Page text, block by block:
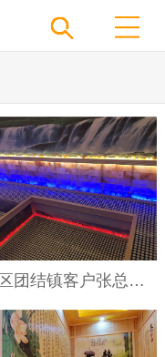
郫都区团结镇客户张总两种风格盐晶石汗蒸房完